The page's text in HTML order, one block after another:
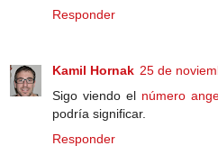
Responder
Kamil Hornak 25 de
Sigo viendo el número
podría significar.
Responder